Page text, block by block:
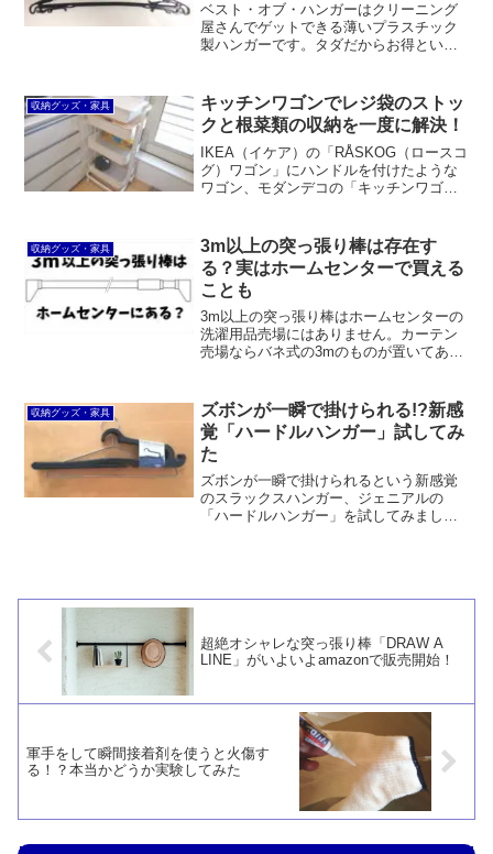
ベスト・オブ・ハンガーはクリーニング
屋さんでゲットできる薄いプラスチック
製ハンガーです。タダだからお得という
転しないので絡まりにくい、意外と丈夫
で壊れない、洗濯を干してそのままクロ
ーゼットでも使えるなど、メリットがた
くさんあります。
収納グッズ・家具
キッチンワゴンでレジ袋のストッ
クと根菜類の収納を一度に解決！
IKEA（イケア）の「RÅSKOG（ロースコ
グ）ワゴン」にハンドルを付けたような
ワゴン、モダンデコの「キッチンワゴン
スペースとして、さらに水切りバスケッ
トを置く場所としても。
収納グッズ・家具
3m以上の突っ張り棒は存在す
る？実はホームセンターで買える
ことも
3m以上の突っ張り棒はホームセンターの
洗濯用品売場にはありません。カーテン
売場ならバネ式の3mのものが置いてある
ク）の「突っ張りスタンドKTSD-390」が
販売されていることもあります。
収納グッズ・家具
ズボンが一瞬で掛けられる!?新感
覚「ハードルハンガー」試してみ
た
ズボンが一瞬で掛けられるという新感覚
のスラックスハンガー、ジェニアルの
「ハードルハンガー」を試してみまし
超絶オシャレな突っ張り棒「DRAW A
LINE」がいよいよamazonで販売開始！
軍手をして瞬間接着剤を使うと火傷す
る！？本当かどうか実験してみた